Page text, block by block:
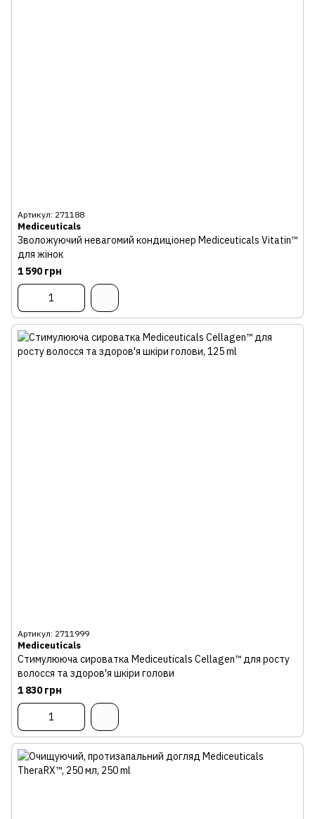
Артикул: 271188
Mediceuticals
Зволожуючий невагомий кондиціонер Mediceuticals Vitatin™
для жінок
1 590 грн
Артикул: 2711999
Mediceuticals
Стимулююча сироватка Mediceuticals Cellagen™ для росту
волосся та здоров'я шкіри голови
1 830 грн